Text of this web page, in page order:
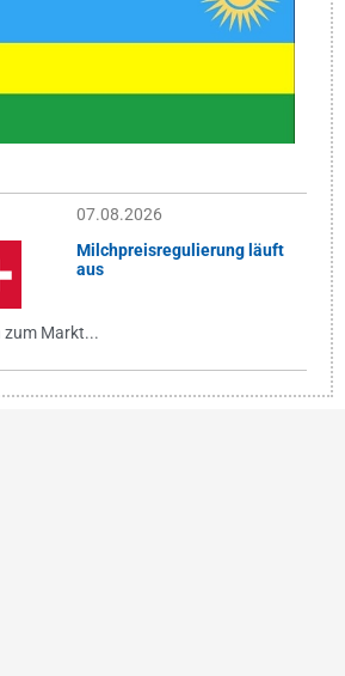
07.08.2026
Milchpreisregulierung läuft
aus
zum Markt...